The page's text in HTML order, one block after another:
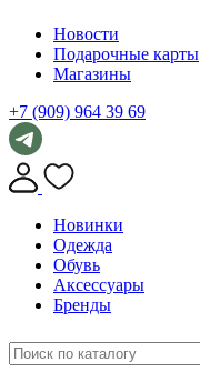
Новости
Подарочные карты
Магазины
+7 (909) 964 39 69
Новинки
Одежда
Обувь
Аксессуары
Бренды